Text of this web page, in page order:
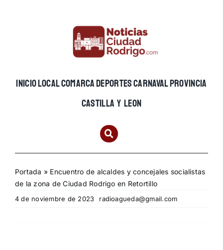
INICIOLOCALCOMARCADEPORTESCARNAVALPROVINCIA
CASTILLA Y LEON
Portada » Encuentro de alcaldes y concejales socialistas
de la zona de Ciudad Rodrigo en Retortillo
4 de noviembre de 2023 radioagueda@gmail.com